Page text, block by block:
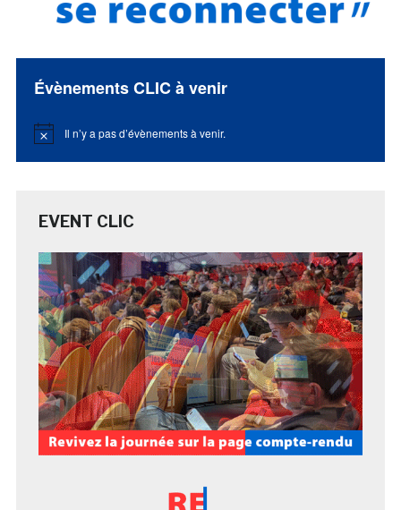
Évènements CLIC à venir
Notice Il n’y a pas d’évènements à venir.
EVENT CLIC